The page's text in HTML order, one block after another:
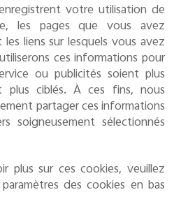
votre utilisation de
les pages que vous avez
liens sur lesquels vous avez
ces informations pour
ou publicités soient plus
plus ciblés. À ces fins, nous
partager ces informations
soigneusement sélectionnés
plus sur ces cookies, veuillez
des cookies en bas